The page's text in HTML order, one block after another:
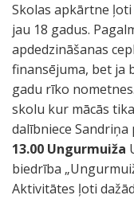
Skolas apkārtne
jau 18 gadus.
apdedzināšanas
finansējuma, bet ja
gadu rīko
skolu kur mācās
dalībniece Sandriņa
13.00 Ungurmuiža
biedrība
Aktivitātes ļoti